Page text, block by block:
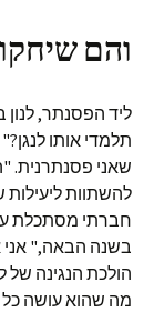
והם
ליד הפסנתר,
תלמדי אותו
שאני פסנתרנית.
להשתוות
חברתי מסתכלת
בשנה הבאה," אני
הולכת הנגינה
מה שהוא עושה